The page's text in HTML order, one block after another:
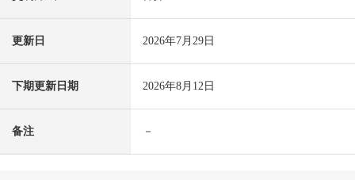
更新日 2026年7月29日
下期更新日期 2026年8月12日
备注 －